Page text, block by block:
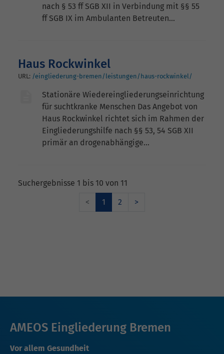
nach § 53 ff SGB XII in Verbindung mit §§ 55
ff SGB IX im Ambulanten Betreuten…
Haus Rockwinkel
URL: /eingliederung-bremen/leistungen/haus-rockwinkel/
Stationäre Wiedereingliederungseinrichtung
für suchtkranke Menschen Das Angebot von
Haus Rockwinkel richtet sich im Rahmen der
Eingliederungshilfe nach §§ 53, 54 SGB XII
primär an drogenabhängige…
Suchergebnisse 1 bis 10 von 11
<
1 2 >
AMEOS Eingliederung Bremen
Vor allem Gesundheit